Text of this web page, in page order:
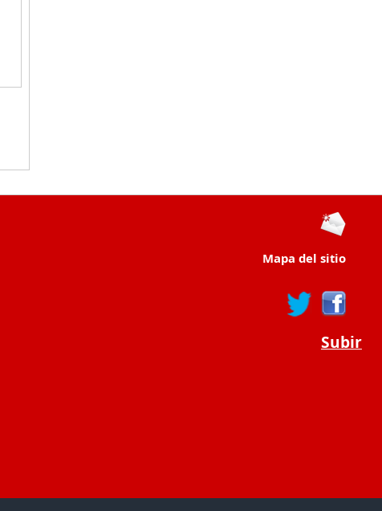
Mapa del sitio
Subir